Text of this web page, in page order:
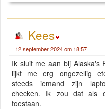
Kees
12 september 2024 om 18:57
Ik sluit me aan bij Alaska's
lijkt me erg ongezellig
steeds iemand zijn
checken. Ik zou dat als
toestaan.